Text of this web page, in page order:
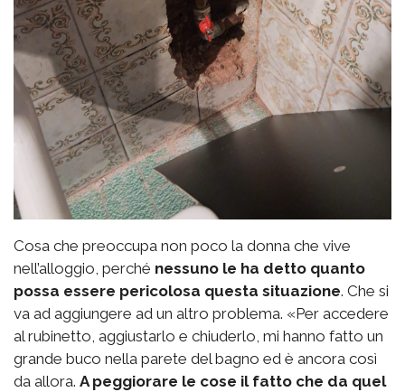
Cosa che preoccupa non poco la donna che vive
nell’alloggio, perché nessuno le ha detto quanto
possa essere pericolosa questa situazione. Che si
va ad aggiungere ad un altro problema. «Per accedere
al rubinetto, aggiustarlo e chiuderlo, mi hanno fatto un
grande buco nella parete del bagno ed è ancora così
da allora. A peggiorare le cose il fatto che da quel